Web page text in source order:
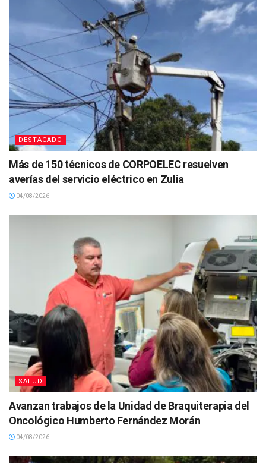
DESTACADO
Más de 150 técnicos de CORPOELEC resuelven
averías del servicio eléctrico en Zulia
04/08/2026
SALUD
Avanzan trabajos de la Unidad de Braquiterapia del
Oncológico Humberto Fernández Morán
04/08/2026